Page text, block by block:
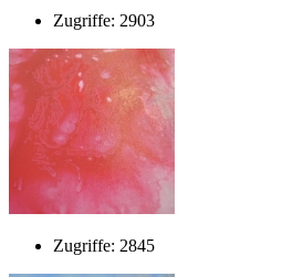
Zugriffe: 2903
Zugriffe: 2845